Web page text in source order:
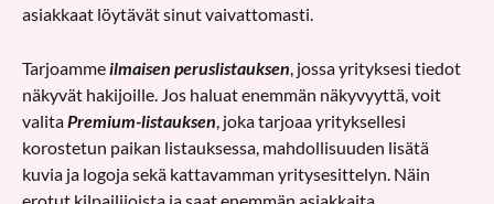
asiakkaat löytävät sinut vaivattomasti.
Tarjoammeilmaisen peruslistauksen, jossa yrityksesi tiedot
näkyvät hakijoille. Jos haluat enemmän näkyvyyttä, voit
valitaPremium-listauksen, joka tarjoaa yrityksellesi
korostetun paikan listauksessa, mahdollisuuden lisätä
kuvia ja logoja sekä kattavamman yritysesittelyn. Näin